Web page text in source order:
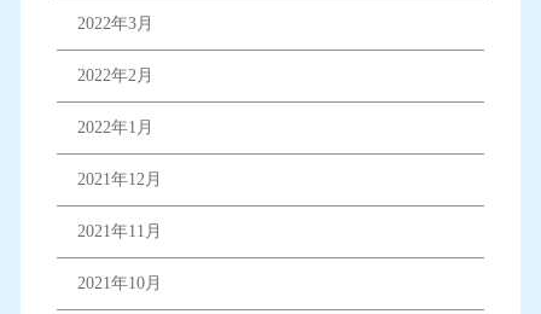
2022年3月
2022年2月
2022年1月
2021年12月
2021年11月
2021年10月